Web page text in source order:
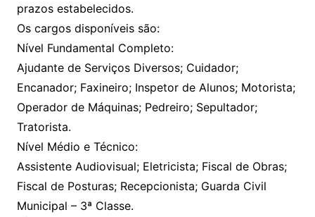
prazos estabelecidos.
Os cargos disponíveis são:
Nível Fundamental Completo:
Ajudante de Serviços Diversos; Cuidador;
Encanador; Faxineiro; Inspetor de Alunos; Motorista;
Operador de Máquinas; Pedreiro; Sepultador;
Tratorista.
Nível Médio e Técnico:
Assistente Audiovisual; Eletricista; Fiscal de Obras;
Fiscal de Posturas; Recepcionista; Guarda Civil
Municipal – 3ª Classe.